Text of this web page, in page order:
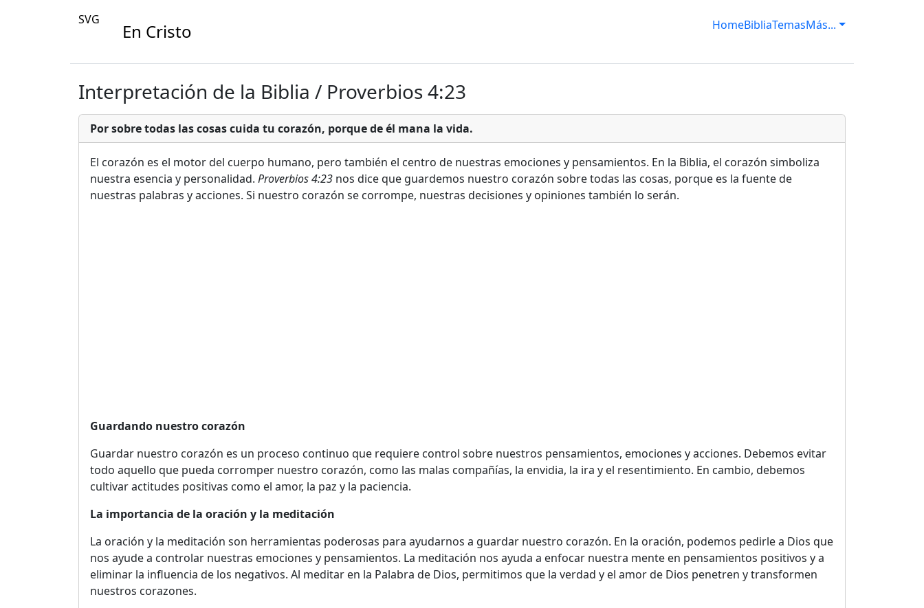
SVG
En Cristo HomeBibliaTemasMás...
Interpretación de la Biblia / Proverbios 4:23
Por sobre todas las cosas cuida tu corazón, porque de él mana la vida.
El corazón es el motor del cuerpo humano, pero también el centro de nuestras emociones y pensamientos. En la Biblia, el corazón simboliza
nuestra esencia y personalidad. Proverbios 4:23 nos dice que guardemos nuestro corazón sobre todas las cosas, porque es la fuente de
nuestras palabras y acciones. Si nuestro corazón se corrompe, nuestras decisiones y opiniones también lo serán.
Guardando nuestro corazón
Guardar nuestro corazón es un proceso continuo que requiere control sobre nuestros pensamientos, emociones y acciones. Debemos evitar
todo aquello que pueda corromper nuestro corazón, como las malas compañías, la envidia, la ira y el resentimiento. En cambio, debemos
cultivar actitudes positivas como el amor, la paz y la paciencia.
La importancia de la oración y la meditación
La oración y la meditación son herramientas poderosas para ayudarnos a guardar nuestro corazón. En la oración, podemos pedirle a Dios que
nos ayude a controlar nuestras emociones y pensamientos. La meditación nos ayuda a enfocar nuestra mente en pensamientos positivos y a
eliminar la influencia de los negativos. Al meditar en la Palabra de Dios, permitimos que la verdad y el amor de Dios penetren y transformen
nuestros corazones.